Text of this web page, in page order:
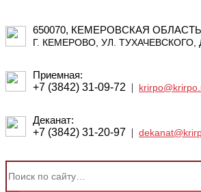
650070, КЕМЕРОВСКАЯ
Г. КЕМЕРОВО, УЛ. ТУХАЧЕВСКОГО,
Приемная:
+7 (3842) 31-09-72 |
Деканат:
+7 (3842) 31-20-97 |